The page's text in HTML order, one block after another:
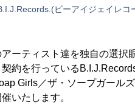
ビーアイジェイレコ
ーティスト達を独自の選択
約を行っている
Girls／ザ・ソープガール
いたします。